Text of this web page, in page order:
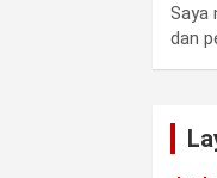
Saya
dan